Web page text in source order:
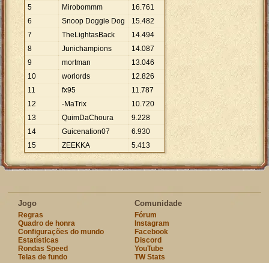
5
Mirobommm 16.761
6
Snoop Doggie Dog 15.482
7
TheLightasBack 14.494
8
Junichampions 14.087
9
mortman 13.046
10
worlords 12.826
11
fx95 11.787
12
-MaTrix 10.720
13
QuimDaChoura 9.228
14
Guicenation07 6.930
15
ZEEKKA 5.413
Jogo
Regras
Quadro de honra
Configurações do mundo
Estatísticas
Rondas Speed
Telas de fundo
Comunidade
Fórum
Instagram
Facebook
Discord
YouTube
TW Stats